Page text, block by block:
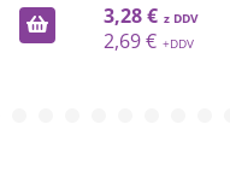
3,28 €
2,69 €